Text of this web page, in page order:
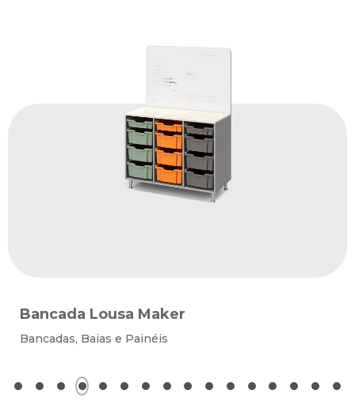
Bancada Lousa Maker
Bancadas, Baias e Painéis